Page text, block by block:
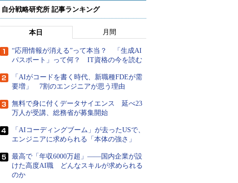
自分戦略研究所 記事ランキング
本日 月間
“応用情報が消える”って本当？ 「生成AI
パスポート」って何？ IT資格の今を読む
「AIがコードを書く時代、新職種FDEが需
要増」 7割のエンジニアが思う理由
無料で身に付くデータサイエンス 延べ23
万人が受講、総務省が募集開始
「AIコーディングブーム」が去ったUSで、
エンジニアに求められる「本体の強さ」
最高で「年収6000万超」――国内企業が設
けた高度AI職 どんなスキルが求められる
のか